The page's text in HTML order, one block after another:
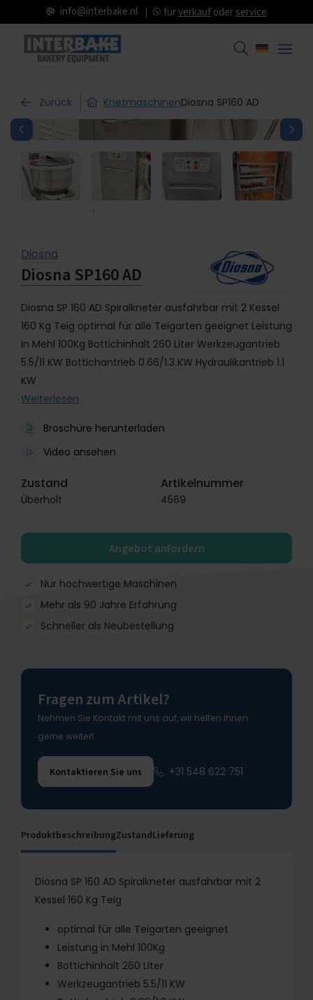
info@interbake.nl fürverkaufoderservice
Zurück KnetmaschinenDiosna SP160 AD
Diosna
Diosna SP160 AD
Diosna SP 160 AD Spiralkneter ausfahrbar mit 2 Kessel
160 Kg Teig optimal für alle Teigarten geeignet Leistung
in Mehl 100Kg Bottichinhalt 260 Liter Werkzeugantrieb
5.5/11 KW Bottichantrieb 0.66/1.3 KW Hydraulikantrieb 1.1
KW
Weiterlesen
Broschüre herunterladen
Video ansehen
Zustand
Überholt
Artikelnummer
4569
Angebot anfordern
Nur hochwertige Maschinen
Mehr als 90 Jahre Erfahrung
Schneller als Neubestellung
Fragen zum Artikel?
Nehmen Sie Kontakt mit uns auf, wir helfen Ihnen
gerne weiter!
Kontaktieren Sie uns +31 548 622 751
ProduktbeschreibungZustandLieferung
Diosna SP 160 AD Spiralkneter ausfahrbar mit 2
Kessel 160 Kg Teig
optimal für alle Teigarten geeignet
Leistung in Mehl 100Kg
Bottichinhalt 260 Liter
Werkzeugantrieb 5.5/11 KW